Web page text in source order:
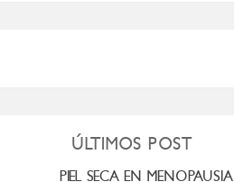
ÚLTIMOS POST
PIEL SECA EN MENOPAUSIA